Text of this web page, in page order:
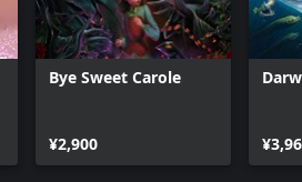
Bye Sweet Carole
¥2,900